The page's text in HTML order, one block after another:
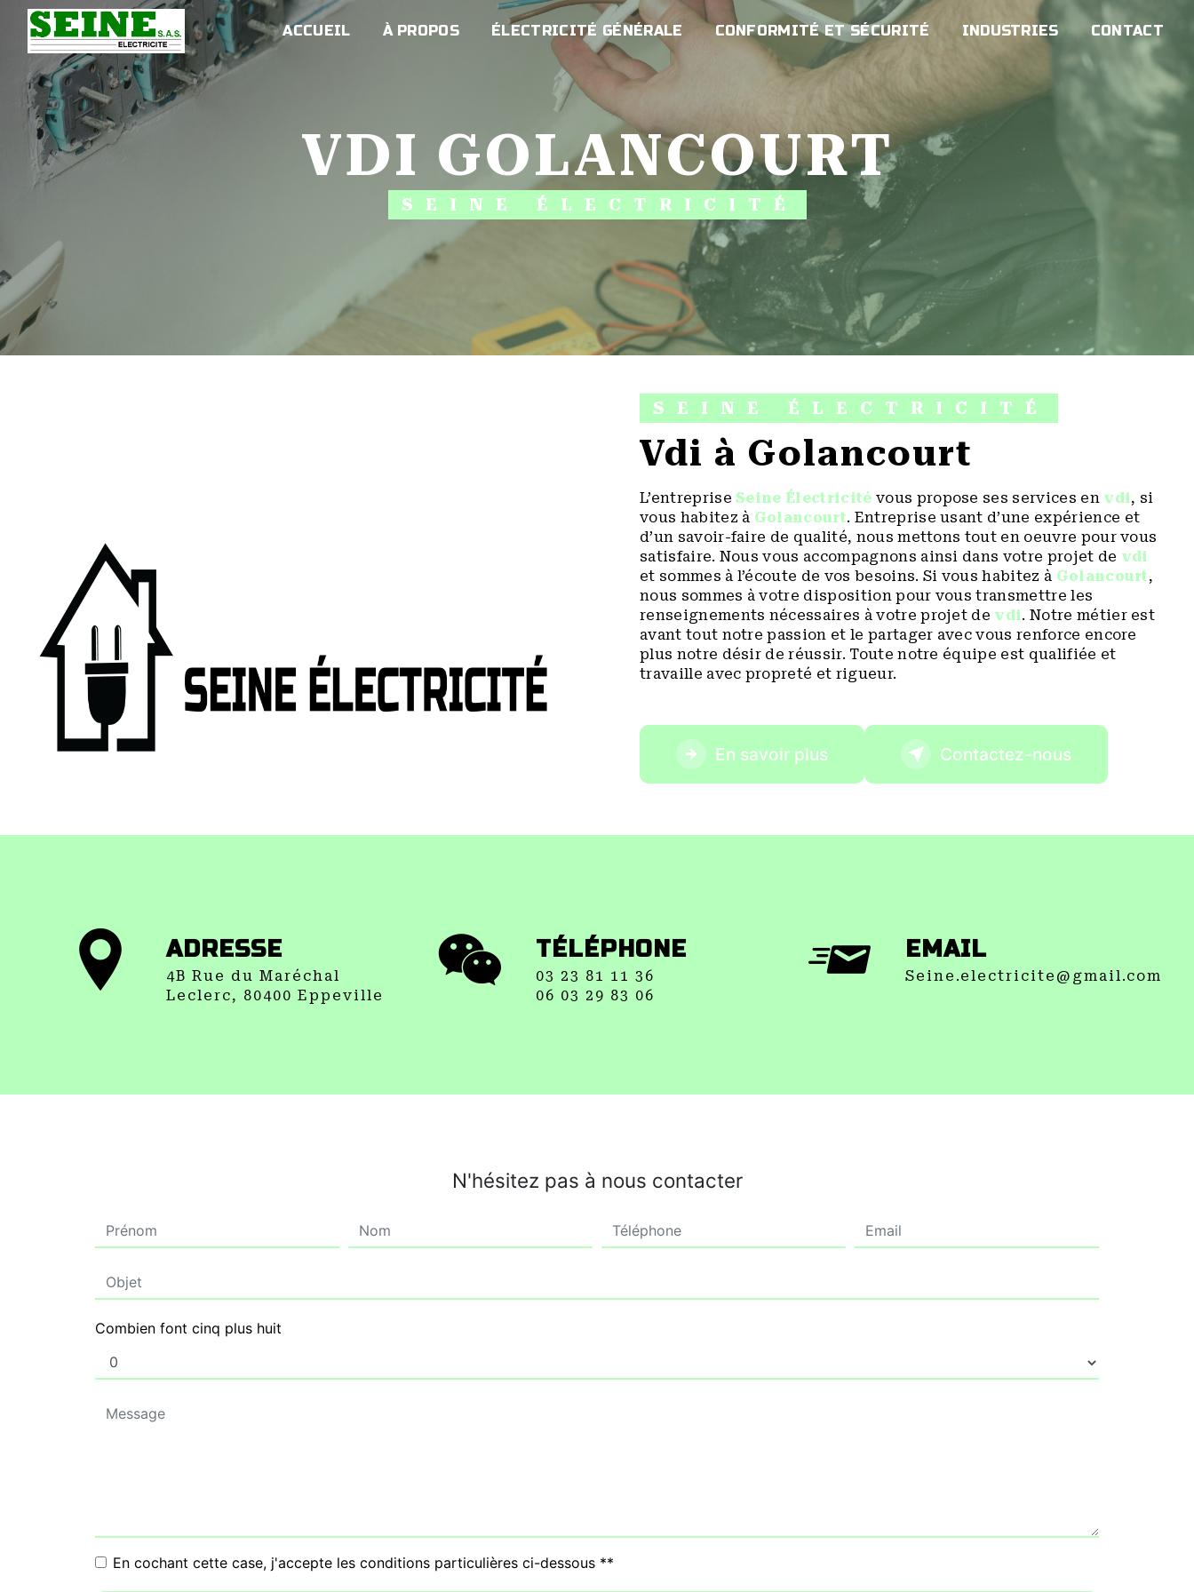
ACCUEIL À PROPOS ÉLECTRICITÉ GÉNÉRALE CONFORMITÉ ET SÉCURITÉ INDUSTRIES CONTACT
VDI GOLANCOURT
SEINE ÉLECTRICITÉ
SEINE ÉLECTRICITÉ
vdi à Golancourt
L’entrepriseSeine Électricité vous propose ses services en vdi, si
vous habitez à Golancourt. Entreprise usant d’une expérience et
d’un savoir-faire de qualité, nous mettons tout en oeuvre pour vous
satisfaire. Nous vous accompagnons ainsi dans votre projet de vdi
et sommes à l’écoute de vos besoins. Si vous habitez à Golancourt,
nous sommes à votre disposition pour vous transmettre les
renseignements nécessaires à votre projet de vdi. Notre métier est
avant tout notre passion et le partager avec vous renforce encore
plus notre désir de réussir. Toute notre équipe est qualifiée et
travaille avec propreté et rigueur.
En savoir plus Contactez-nous
ADRESSE
4B Rue du Maréchal
Leclerc, 80400 Eppeville
TÉLÉPHONE
03 23 81 11 36
06 03 29 83 06
EMAIL
seine.electricite@gmail.com
N'hésitez pas à nous contacter
Combien font cinq plus huit
En cochant cette case, j'accepte les conditions particulières ci-dessous **
Panneau de gestion des cookies